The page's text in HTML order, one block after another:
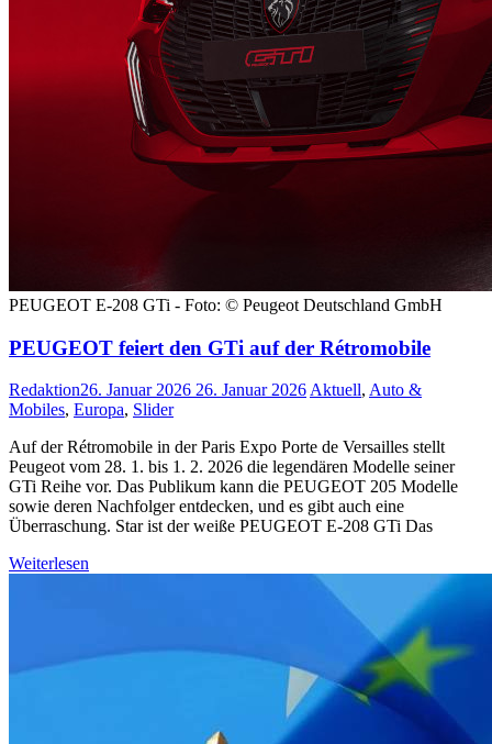
PEUGEOT E-208 GTi - Foto: © Peugeot Deutschland GmbH
PEUGEOT feiert den GTi auf der Rétromobile
Redaktion26. Januar 2026 26. Januar 2026Aktuell, Auto &
Mobiles, Europa, Slider
Auf der Rétromobile in der Paris Expo Porte de Versailles stellt
Peugeot vom 28. 1. bis 1. 2. 2026 die legendären Modelle seiner
GTi Reihe vor. Das Publikum kann die PEUGEOT 205 Modelle
sowie deren Nachfolger entdecken, und es gibt auch eine
Überraschung. Star ist der weiße PEUGEOT E-208 GTi Das
Weiterlesen